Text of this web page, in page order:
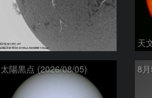
ta-o 天
太陽黒点 (2026/08/05)